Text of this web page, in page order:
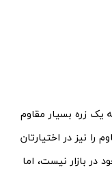
به یک زره بسیار مقاوم
نیز در اختیارتان
بازار نیست، اما